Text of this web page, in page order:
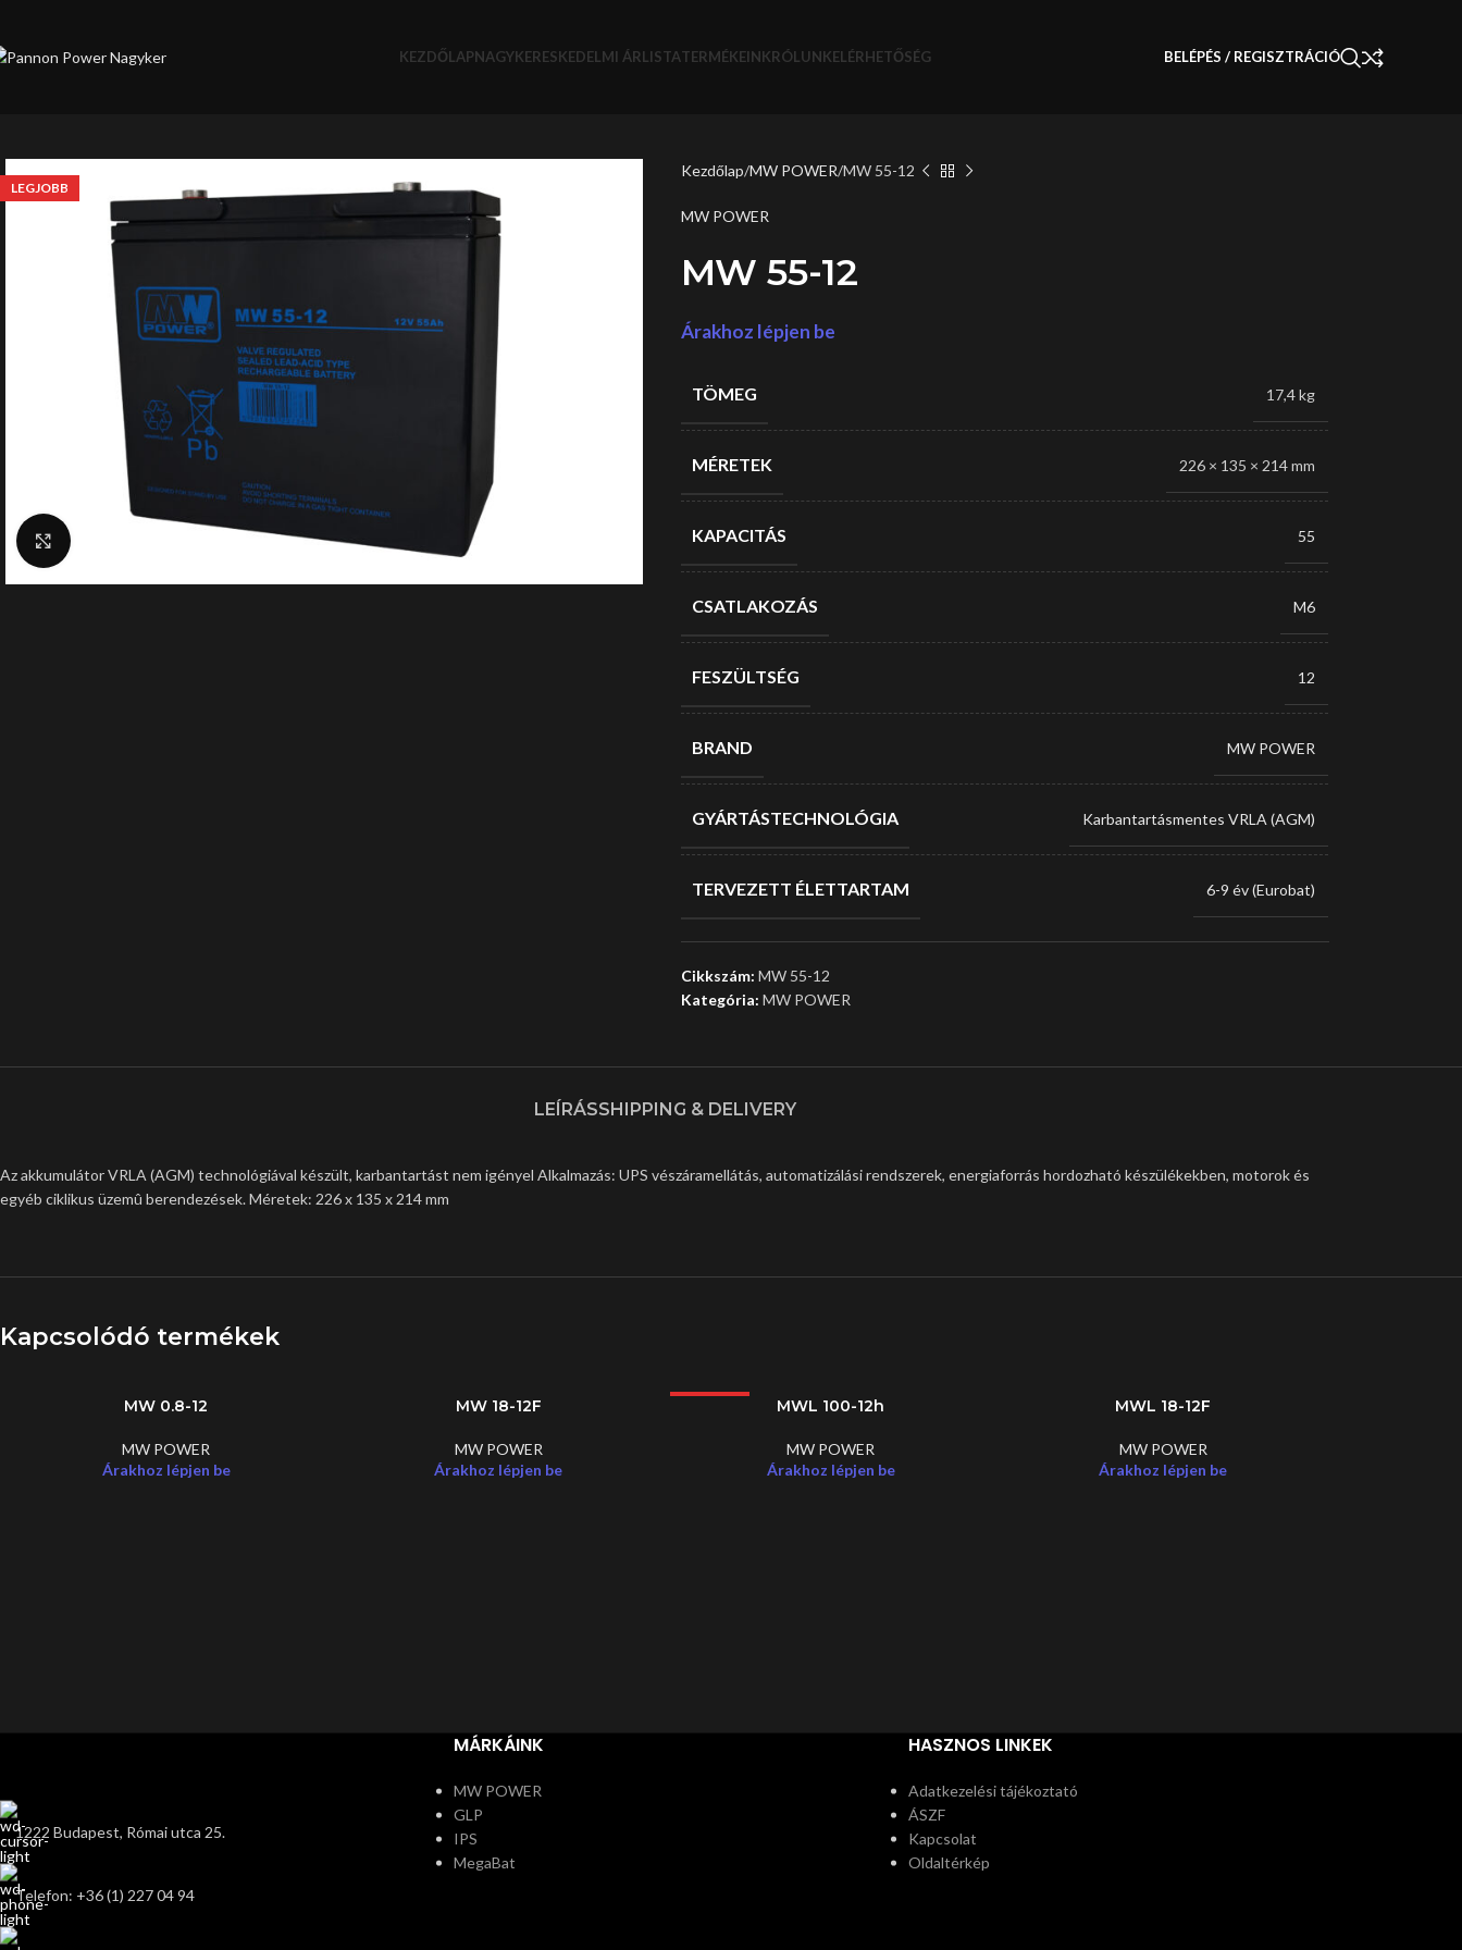
KEZDŐLAPNAGYKERESKEDELMI ÁRLISTATERMÉKEINKRÓLUNKELÉRHETŐSÉG BELÉPÉS / REGISZTRÁCIÓ
LEGJOBB
Kezdőlap MW POWER MW 55-12
MW POWER
MW 55-12
Árakhoz lépjen be
TÖMEG 17,4 kg
MÉRETEK 226 × 135 × 214 mm
KAPACITÁS 55
CSATLAKOZÁS M6
FESZÜLTSÉG 12
BRAND MW POWER
GYÁRTÁSTECHNOLÓGIA Karbantartásmentes VRLA (AGM)
TERVEZETT ÉLETTARTAM 6-9 év (Eurobat)
Cikkszám: MW 55-12
Kategória: MW POWER
LEÍRÁSSHIPPING & DELIVERY
Az akkumulátor VRLA (AGM) technológiával készült, karbantartást nem igényel Alkalmazás: UPS vészáramellátás, automatizálási rendszerek, energiaforrás hordozható készülékekben, motorok és
egyéb ciklikus üzemû berendezések. Méretek: 226 x 135 x 214 mm
Kapcsolódó termékek
MW 0.8-12
MW POWER
Árakhoz lépjen be
MW 18-12F
MW POWER
Árakhoz lépjen be
MWL 100-12h
MW POWER
Árakhoz lépjen be
MWL 18-12F
MW POWER
Árakhoz lépjen be
1222 Budapest, Római utca 25.
Telefon: +36 (1) 227 04 94
MÁRKÁINK
MW POWER
GLP
IPS
MegaBat
HASZNOS LINKEK
Adatkezelési tájékoztató
ÁSZF
Kapcsolat
Oldaltérkép